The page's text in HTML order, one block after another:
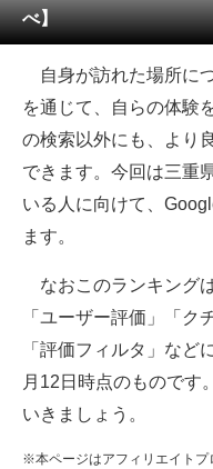
メディア
注目記事を集めた総合ペ
ITの今と未来を見通す
スマホと通信の最新トレ
進化するPCとデバイスの
好きが集まる 比べて選べ
ビジネスと働き方のヒン
企業ITのトレンドを詳説
べ】
自身が訪れた場所に
を通じて、自らの体験
の検索以外にも、より
できます。今回は三重
いる人に向けて、
ます。
なおこのランキング
「ユーザー評価」「ク
「評価フィルタ」など
月12日時点のものです
いきましょう。
※本ページはアフィリエイトプ